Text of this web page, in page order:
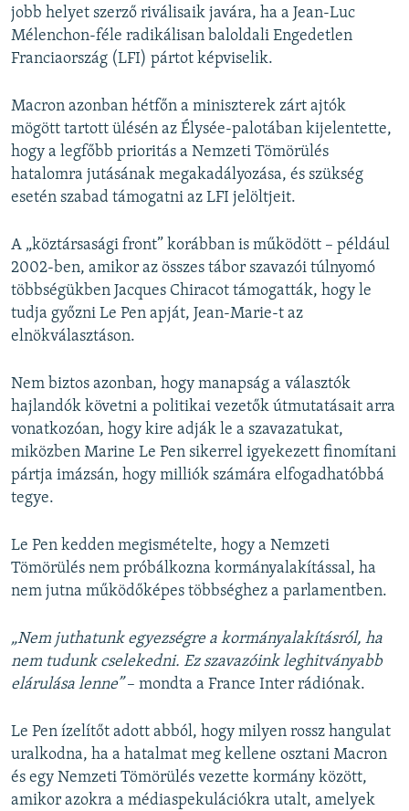
jobb helyet szerző riválisaik javára, ha a Jean-Luc
Mélenchon-féle radikálisan baloldali Engedetlen
Franciaország (LFI) pártot képviselik.
Macron azonban hétfőn a miniszterek zárt ajtók
mögött tartott ülésén az Élysée-palotában kijelentette,
hogy a legfőbb prioritás a Nemzeti Tömörülés
hatalomra jutásának megakadályozása, és szükség
esetén szabad támogatni az LFI jelöltjeit.
A „köztársasági front” korábban is működött – például
2002-ben, amikor az összes tábor szavazói túlnyomó
többségükben Jacques Chiracot támogatták, hogy le
tudja győzni Le Pen apját, Jean-Marie-t az
elnökválasztáson.
Nem biztos azonban, hogy manapság a választók
hajlandók követni a politikai vezetők útmutatásait arra
vonatkozóan, hogy kire adják le a szavazatukat,
miközben Marine Le Pen sikerrel igyekezett finomítani
pártja imázsán, hogy milliók számára elfogadhatóbbá
tegye.
Le Pen kedden megismételte, hogy a Nemzeti
Tömörülés nem próbálkozna kormányalakítással, ha
nem jutna működőképes többséghez a parlamentben.
„Nem juthatunk egyezségre a kormányalakításról, ha
nem tudunk cselekedni. Ez szavazóink leghitványabb
elárulása lenne” – mondta a France Inter rádiónak.
Le Pen ízelítőt adott abból, hogy milyen rossz hangulat
uralkodna, ha a hatalmat meg kellene osztani Macron
és egy Nemzeti Tömörülés vezette kormány között,
amikor azokra a médiaspekulációkra utalt, amelyek